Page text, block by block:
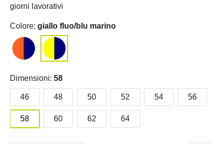
giorni lavorativi
Colore: giallo fluo/blu marino
Dimensioni: 58
46 48 50 52 54 56
58 60 62 64